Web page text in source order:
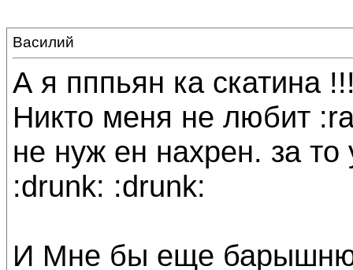
Василий
А я пппьян ка скатина
Никто меня не любит
не нуж ен нахрен. за
:drunk: :drunk:
И Мне бы еще барышню